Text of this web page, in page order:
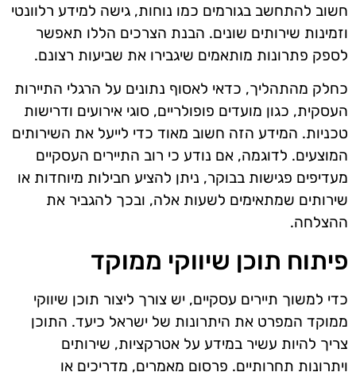
חשוב להתחשב בגורמים כמו נוחות, גישה למידע רלוונטי
וזמינות שירותים שונים. הבנת הצרכים הללו תאפשר
לספק פתרונות מותאמים שיגבירו את שביעות רצונם.
כחלק מהתהליך, כדאי לאסוף נתונים על הרגלי התיירות
העסקית, כגון מועדים פופולריים, סוגי אירועים ודרישות
טכניות. המידע הזה חשוב מאוד כדי לייעל את השירותים
המוצעים. לדוגמה, אם נודע כי רוב התיירים העסקיים
מעדיפים פגישות בבוקר, ניתן להציע חבילות מיוחדות או
שירותים שמתאימים לשעות אלה, ובכך להגביר את
ההצלחה.
פיתוח תוכן שיווקי ממוקד
כדי למשוך תיירים עסקיים, יש צורך ליצור תוכן שיווקי
ממוקד המפרט את היתרונות של ישראל כיעד. התוכן
צריך להיות עשיר במידע על אטרקציות, שירותים
ויתרונות תחרותיים. פרסום מאמרים, מדריכים או